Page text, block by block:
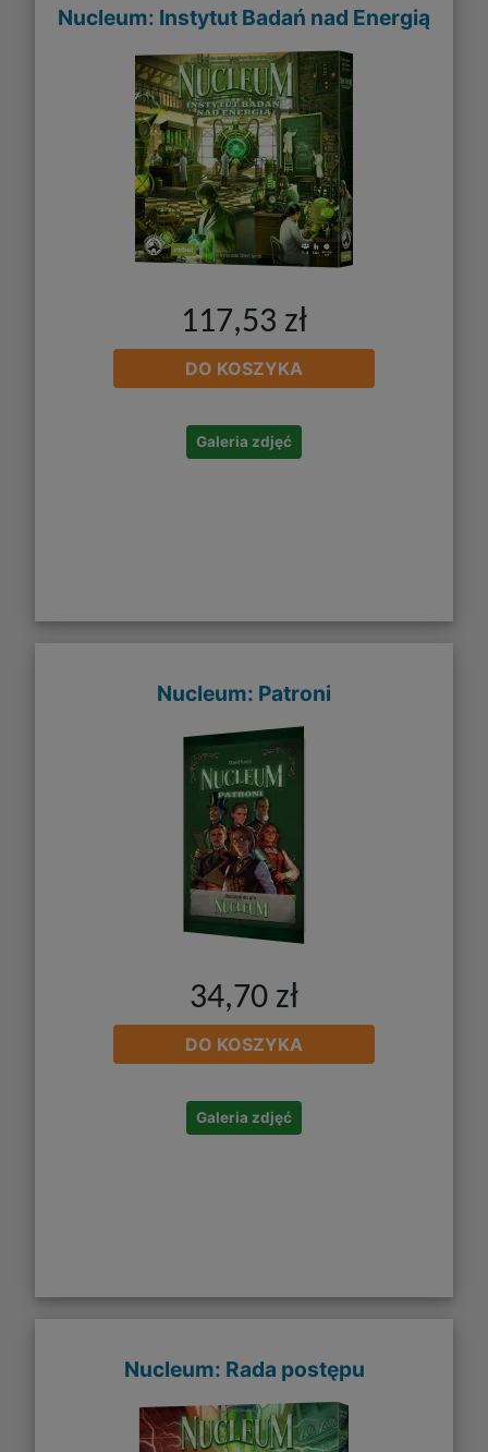
Nucleum: Instytut Badań nad Energią
117,53 zł
DO KOSZYKA
Galeria zdjęć
Nucleum: Patroni
34,70 zł
DO KOSZYKA
Galeria zdjęć
Nucleum: Rada postępu